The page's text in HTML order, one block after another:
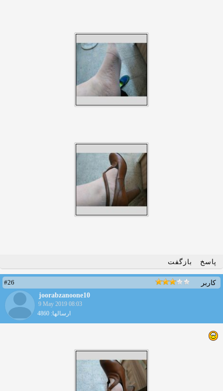
پاسخ بازگفت
کاربر
#26
joorabzanoone10
9 May 2019 08:03
ارسالها: 4860